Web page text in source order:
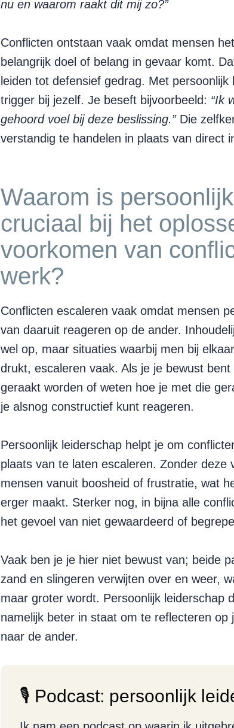
nu en waarom raakt dit mij zo?”
Conflicten ontstaan vaak omdat mensen
belangrijk doel of belang in gevaar komt.
leiden tot defensief gedrag. Met persoonlijk
trigger bij jezelf. Je beseft bijvoorbeeld: “Ik
gehoord voel bij deze beslissing.”Die
verstandig te handelen in plaats van direct
Waarom is
cruciaal bij het
voorkomen van
werk?
Conflicten escaleren vaak omdat mensen
van daaruit reageren op de ander.
wel op, maar situaties waarbij men bij
drukt, escaleren vaak. Als je je bewust
geraakt worden of weten hoe je met die
je alsnog constructief kunt reageren.
Persoonlijk leiderschap helpt je om
plaats van te laten escaleren. Zonder deze
mensen vanuit boosheid of frustratie, wat
erger maakt. Sterker nog, in bijna alle
het gevoel van niet gewaardeerd of
Vaak ben je je hier niet bewust van; beide
zand en slingeren verwijten over en weer,
maar groter wordt. Persoonlijk leiderschap
namelijk beter in staat om te reflecteren op
naar de ander.
🎙️ Podcast: persoonlijk